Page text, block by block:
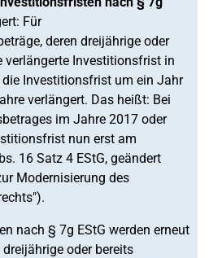
Für
deren dreijährige oder
verlängerte Investitionsfrist in
Investitionsfrist um ein Jahr
verlängert. Das heißt: Bei
im Jahre 2017 oder
nun erst am
16 Satz 4 EStG, geändert
Modernisierung des
nach § 7g EStG werden erneut
oder bereits